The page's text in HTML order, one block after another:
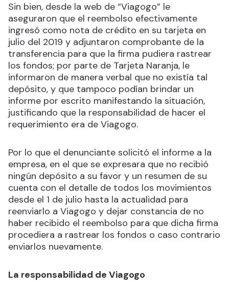
Sin bien, desde la web de “Viagogo” le
aseguraron que el reembolso efectivamente
ingresó como nota de crédito en su tarjeta en
julio del 2019 y adjuntaron comprobante de la
transferencia para que la firma pudiera rastrear
los fondos; por parte de Tarjeta Naranja, le
informaron de manera verbal que no existía tal
depósito, y que tampoco podían brindar un
informe por escrito manifestando la situación,
justificando que la responsabilidad de hacer el
requerimiento era de Viagogo.
Por lo que el denunciante solicitó el informe a la
empresa, en el que se expresara que no recibió
ningún depósito a su favor y un resumen de su
cuenta con el detalle de todos los movimientos
desde el 1 de julio hasta la actualidad para
reenviarlo a Viagogo y dejar constancia de no
haber recibido el reembolso para que dicha firma
procediera a rastrear los fondos o caso contrario
enviarlos nuevamente.
La responsabilidad de Viagogo